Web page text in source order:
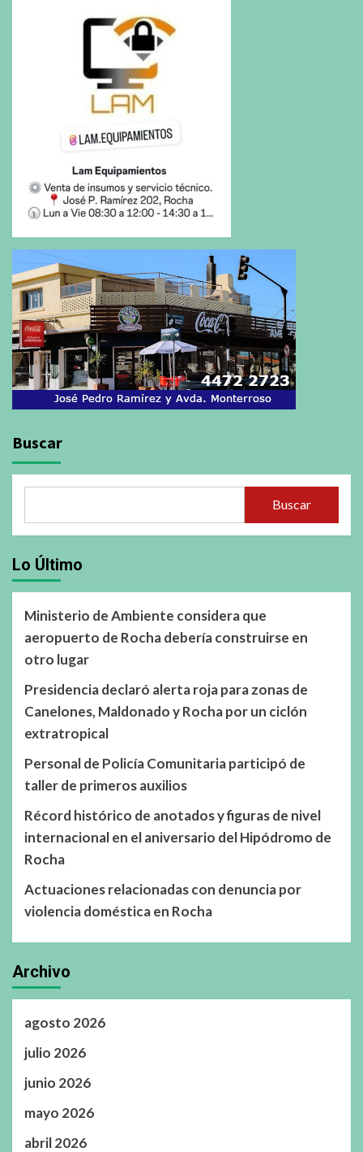
Buscar
Buscar
Lo Último
Ministerio de Ambiente considera que
aeropuerto de Rocha debería construirse en
otro lugar
Presidencia declaró alerta roja para zonas de
Canelones, Maldonado y Rocha por un ciclón
extratropical
Personal de Policía Comunitaria participó de
taller de primeros auxilios
Récord histórico de anotados y figuras de nivel
internacional en el aniversario del Hipódromo de
Rocha
Actuaciones relacionadas con denuncia por
violencia doméstica en Rocha
Archivo
agosto 2026
julio 2026
junio 2026
mayo 2026
abril 2026